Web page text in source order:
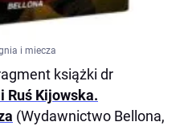
i miecza
książki dr
Ruś Kijowska.
(Wydawnictwo Bellona,